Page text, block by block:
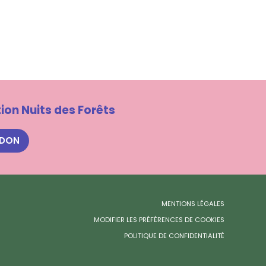
Nuits des Forêts
MENTIONS LÉGALES
MODIFIER LES PRÉFÉRENCES DE COOKIES
POLITIQUE DE CONFIDENTIALITÉ